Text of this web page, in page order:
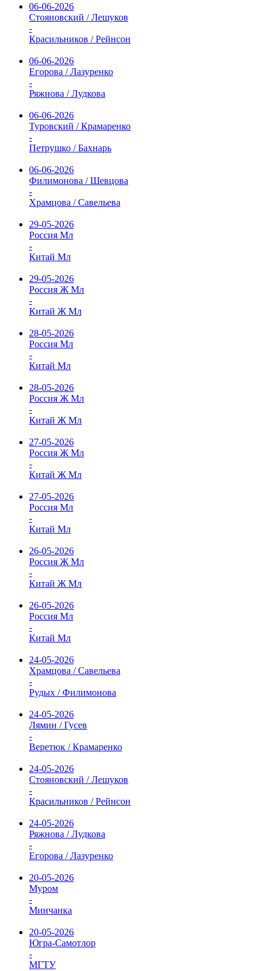
06-06-2026
Стояновский / Лешуков
-
Красильников / Рейнсон
06-06-2026
Егорова / Лазуренко
-
Ряжнова / Лудкова
06-06-2026
Туровский / Крамаренко
-
Петрушко / Бахнарь
06-06-2026
Филимонова / Шевцова
-
Храмцова / Савельева
29-05-2026
Россия Мл
-
Китай Мл
29-05-2026
Россия Ж Мл
-
Китай Ж Мл
28-05-2026
Россия Мл
-
Китай Мл
28-05-2026
Россия Ж Мл
-
Китай Ж Мл
27-05-2026
Россия Ж Мл
-
Китай Ж Мл
27-05-2026
Россия Мл
-
Китай Мл
26-05-2026
Россия Ж Мл
-
Китай Ж Мл
26-05-2026
Россия Мл
-
Китай Мл
24-05-2026
Храмцова / Савельева
-
Рудых / Филимонова
24-05-2026
Лямин / Гусев
-
Веретюк / Крамаренко
24-05-2026
Стояновский / Лешуков
-
Красильников / Рейнсон
24-05-2026
Ряжнова / Лудкова
-
Егорова / Лазуренко
20-05-2026
Муром
-
Минчанка
20-05-2026
Югра-Самотлор
-
МГТУ